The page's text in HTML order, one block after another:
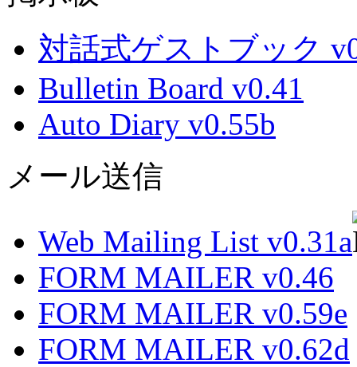
対話式ゲストブック
Bulletin Board v0.41
Auto Diary v0.55b
メール送信
Web Mailing List v0.31a
FORM MAILER v0.46
FORM MAILER v0.59e
FORM MAILER v0.62d